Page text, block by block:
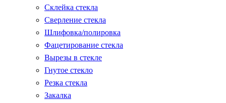
Склейка стекла
Сверление стекла
Шлифовка/полировка
Фацетирование стекла
Вырезы в стекле
Гнутое стекло
Резка стекла
Закалка